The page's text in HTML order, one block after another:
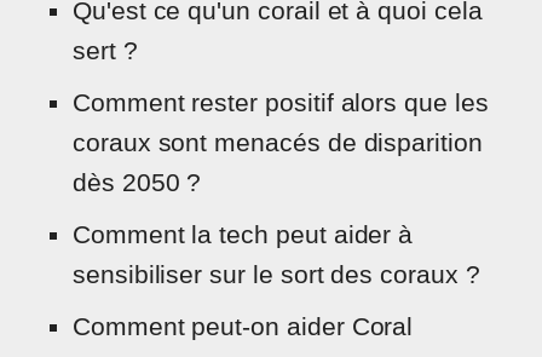
Qu'est ce qu'un corail et à quoi cela
sert ?
Comment rester positif alors que les
coraux sont menacés de disparition
dès 2050 ?
Comment la tech peut aider à
sensibiliser sur le sort des coraux ?
Comment peut-on aider Coral